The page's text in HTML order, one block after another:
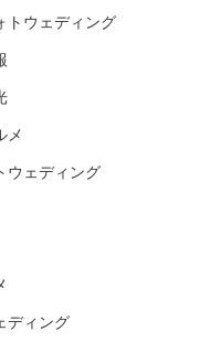
トウェディング
メ
ウェディング
ディング